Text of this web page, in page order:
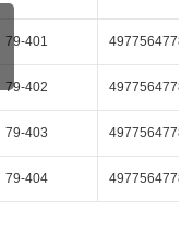
79-401
79-402
79-403
79-404